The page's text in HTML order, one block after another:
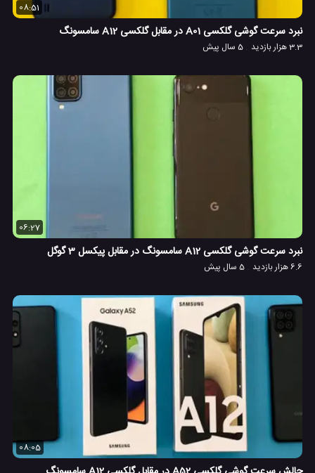
08:51
نبرد سرعت گوشی گلکسی A01 در مقابل گلکسی A12 سامسونگ
3.3 هزار بازدید 5 سال پیش
06:27
نبرد سرعت گوشی گلکسی A12 سامسونگ در مقابل پیکسل 3 گوگل
6.6 هزار بازدید 5 سال پیش
08:05